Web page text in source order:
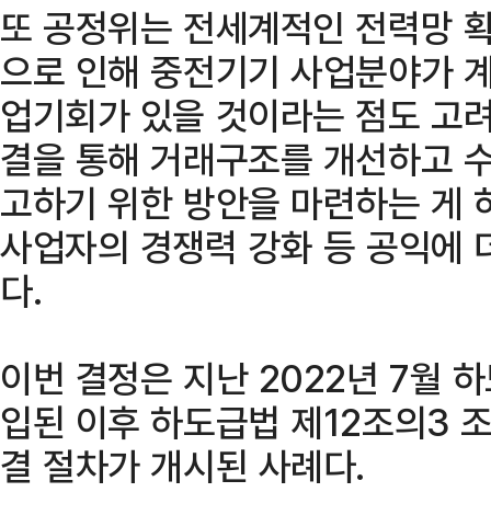
또 공정위는 전세계적인 전력망
으로 인해 중전기기 사업분야가
업기회가 있을 것이라는 점도 고
결을 통해 거래구조를 개선하고
고하기 위한 방안을 마련하는 게
사업자의 경쟁력 강화 등 공익에
다.
이번 결정은 지난 2022년 7월
입된 이후 하도급법 제12조의3
결 절차가 개시된 사례다.